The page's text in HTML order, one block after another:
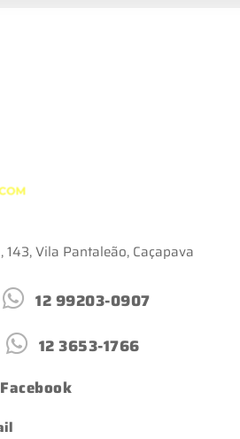
Vila Pantaleão, Caçapava
12 99203-0907
12 3653-1766
Facebook